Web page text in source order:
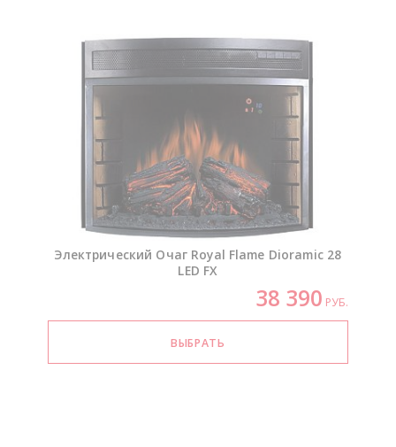
Электрический Очаг Royal Flame Dioramic 28
LED FX
38 390 РУБ.